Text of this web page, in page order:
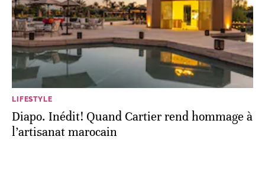
LIFESTYLE
Diapo. Inédit! Quand Cartier rend hommage à
l’artisanat marocain